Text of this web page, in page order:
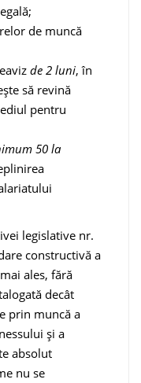
de muncă
de 2 luni, în
să revină
pentru
50 la
legislative nr.
constructivă a
ales, fără
decât
prin muncă a
și a
absolut
nu se